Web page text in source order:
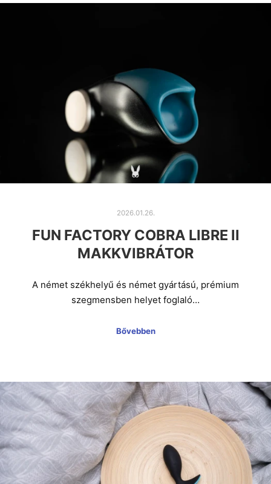
2026.01.26.
FUN FACTORY COBRA LIBRE II
MAKKVIBRÁTOR
A német székhelyű és német gyártású, prémium
szegmensben helyet foglaló…
Bővebben